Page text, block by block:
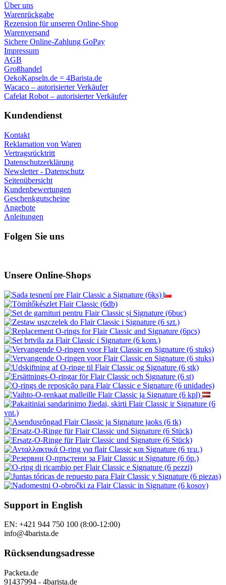
Über uns
Warenrückgabe
Rezension für unseren Online-Shop
Warenversand
Sichere Online-Zahlung GoPay
Impressum
AGB
Großhandel
OekoKapseln.de = 4Barista.de
Wacaco – autorisierter Verkäufer
Cafelat Robot – autorisierter Verkäufer
Kundendienst
Kontakt
Reklamation von Waren
Vertragsrücktritt
Datenschutzerklärung
Newsletter - Datenschutz
Seitenübersicht
Kundenbewertungen
Geschenkgutscheine
Angebote
Anleitungen
Folgen Sie uns
Unsere Online-Shops
Support in English
EN: +421 944 750 100 (8:00-12:00)
info@4barista.de
Rücksendungsadresse
Packeta.de
91437994 - 4barista.de